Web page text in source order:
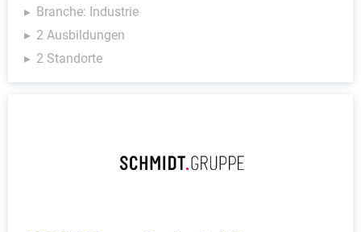
Branche: Industrie
2 Ausbildungen
2 Standorte